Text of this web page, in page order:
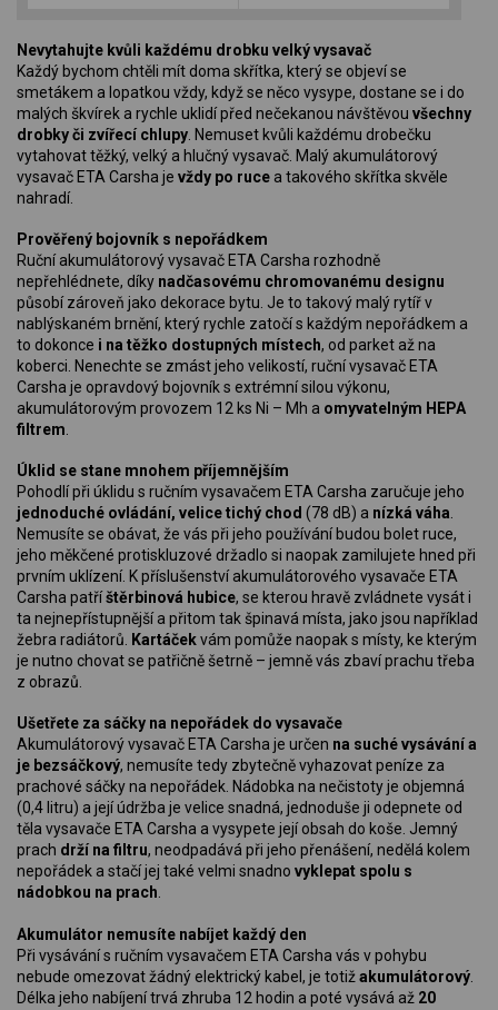
Nevytahujte kvůli každému drobku velký vysavač
Každý bychom chtěli mít doma skřítka, který se objeví se
smetákem a lopatkou vždy, když se něco vysype, dostane se i do
malých škvírek a rychle uklidí před nečekanou návštěvou všechny
drobky či zvířecí chlupy . Nemuset kvůli každému drobečku
vytahovat těžký, velký a hlučný vysavač. Malý akumulátorový
vysavač ETA Carsha je vždy po rucea takového skřítka skvěle
nahradí.
Prověřený bojovník s nepořádkem
Ruční akumulátorový vysavač ETA Carsha rozhodně
nepřehlédnete, díky nadčasovému chromovanému designu
působí zároveň jako dekorace bytu. Je to takový malý rytíř v
nablýskaném brnění, který rychle zatočí s každým nepořádkem a
to dokonce i na těžko dostupných místech, od parket až na
koberci. Nenechte se zmást jeho velikostí, ruční vysavač ETA
Carsha je opravdový bojovník s extrémní silou výkonu,
akumulátorovým provozem 12 ks Ni – Mh a omyvatelným HEPA
filtrem
Úklid se stane mnohem příjemnějším
Pohodlí při úklidu s ručním vysavačem ETA Carsha zaručuje jeho
jednoduché ovládání, velice tichý chod (78 dB) a nízká váha.
Nemusíte se obávat, že vás při jeho používání budou bolet ruce,
jeho měkčené protiskluzové držadlo si naopak zamilujete hned při
prvním uklízení. K příslušenství akumulátorového vysavače ETA
Carsha patříštěrbinová hubice, se kterou hravě zvládnete vysát i
ta nejnepřístupnější a přitom tak špinavá místa, jako jsou například
žebra radiátorů. Kartáčekvám pomůže naopak s místy, ke kterým
je nutno chovat se patřičně šetrně – jemně vás zbaví prachu třeba
z obrazů.
Ušetřete za sáčky na nepořádek do vysavače
Akumulátorový vysavač ETA Carsha je určen na suché vysávání a
je bezsáčkový, nemusíte tedy zbytečně vyhazovat peníze za
prachové sáčky na nepořádek. Nádobka na nečistoty je objemná
(0,4 litru) a její údržba je velice snadná, jednoduše ji odepnete od
těla vysavače ETA Carsha a vysypete její obsah do koše. Jemný
prach drží na filtru, neodpadává při jeho přenášení, nedělá kolem
nepořádek a stačí jej také velmi snadno vyklepat spolu s
nádobkou na prach.
Akumulátor nemusíte nabíjet každý den
Při vysávání s ručním vysavačem ETA Carsha vás v pohybu
nebude omezovat žádný elektrický kabel, je totižakumulátorový
Délka jeho nabíjení trvá zhruba 12 hodin a poté vysává až 20